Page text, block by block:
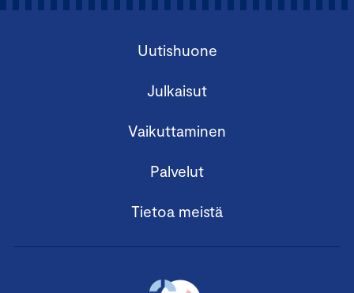
Uutishuone
Julkaisut
Vaikuttaminen
Palvelut
Tietoa meistä